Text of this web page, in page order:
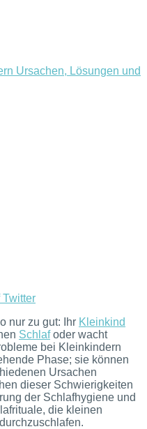
Twitter
nur zu gut: Ihr Kleinkind
Schlafoder wacht
bei Kleinkindern
Phase; sie können
Ursachen
dieser Schwierigkeiten
der Schlafhygiene und
die kleinen